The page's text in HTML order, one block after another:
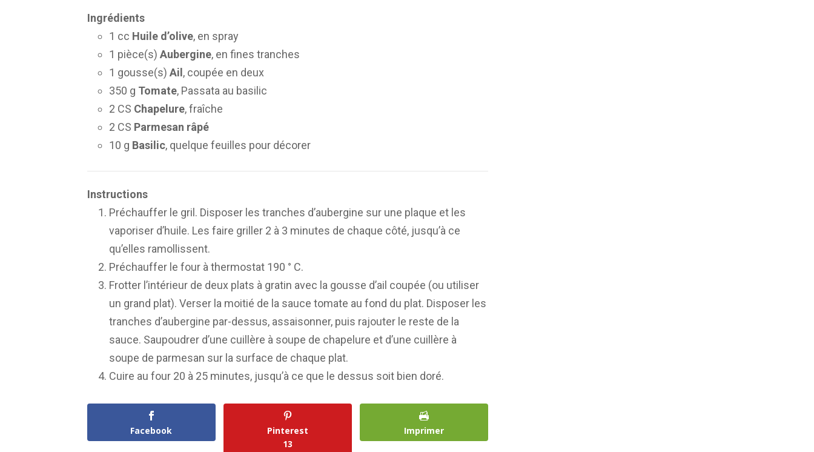
Ingrédients
1 cc Huile d’olive, en spray
1 pièce(s) Aubergine, en fines tranches
1 gousse(s) Ail , coupée en deux
350 g Tomate, Passata au basilic
2 CS Chapelure, fraîche
2 CS Parmesan râpé
10 g Basilic, quelque feuilles pour décorer
Instructions
Préchauffer le gril. Disposer les tranches d’aubergine sur une plaque et les
vaporiser d’huile. Les faire griller 2 à 3 minutes de chaque côté, jusqu’à ce
qu’elles ramollissent.
Préchauffer le four à thermostat 190 ° C.
Frotter l’intérieur de deux plats à gratin avec la gousse d’ail coupée (ou utiliser
un grand plat). Verser la moitié de la sauce tomate au fond du plat. Disposer les
tranches d’aubergine par-dessus, assaisonner, puis rajouter le reste de la
sauce. Saupoudrer d’une cuillère à soupe de chapelure et d’une cuillère à
soupe de parmesan sur la surface de chaque plat.
Cuire au four 20 à 25 minutes, jusqu’à ce que le dessus soit bien doré.
Facebook
Pinterest
13
Imprimer